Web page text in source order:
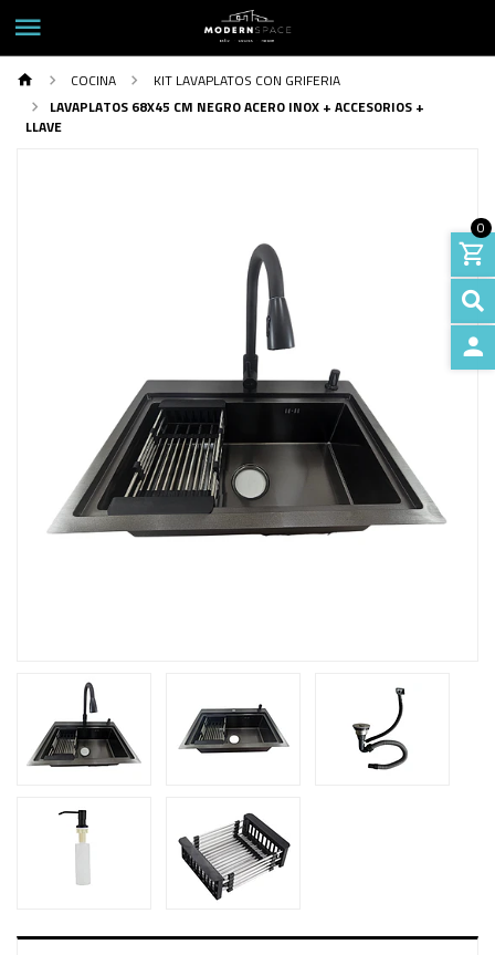
0
COCINA
KIT LAVAPLATOS CON GRIFERIA
LAVAPLATOS 68X45 CM NEGRO ACERO INOX + ACCESORIOS +
LLAVE